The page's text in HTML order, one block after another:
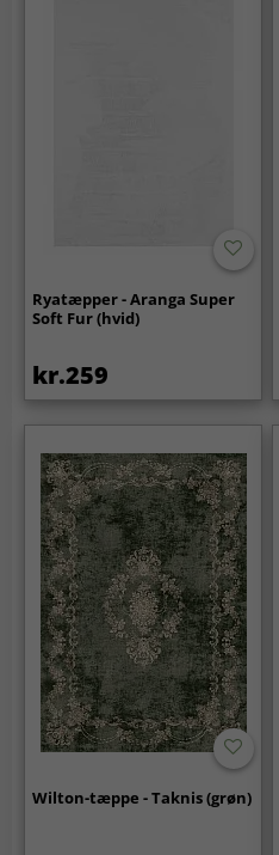
Ryatæpper - Aranga Super
Soft Fur (hvid)
kr.259
Wilton-tæppe - Taknis (grøn)